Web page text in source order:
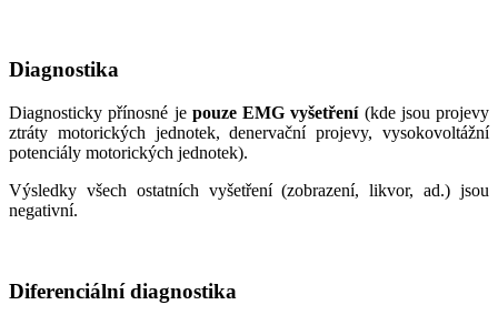
Diagnostika
Diagnosticky přínosné je pouze EMG vyšetření(kde jsou projevy
ztráty motorických jednotek, denervační projevy, vysokovoltážní
potenciály motorických jednotek).
Výsledky všech ostatních vyšetření (zobrazení, likvor, ad.) jsou
negativní.
Diferenciální diagnostika